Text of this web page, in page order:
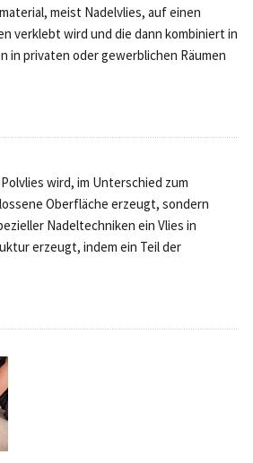
meist Nadelvlies, auf einen
verklebt wird und die dann kombiniert in
in privaten oder gewerblichen Räumen
wird, im Unterschied zum
Oberfläche erzeugt, sondern
Nadeltechniken ein Vlies in
erzeugt, indem ein Teil der